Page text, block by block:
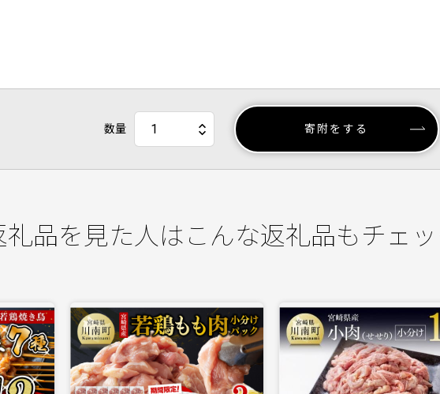
数量 寄附をする
礼品を見た人はこんな返礼品もチェッ